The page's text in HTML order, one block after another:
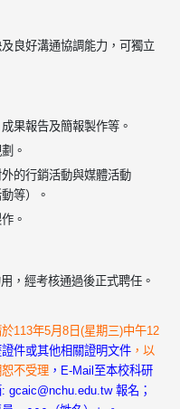
良好溝通協調能力，可獨立
果報告及簡報製作等。
。
的行銷活動與媒體活動
等）。
。
，經考核通過後正式聘任。
113年5月8日(星期三)中午12
件或其他相關證明文件 ， 以
不受理 ，E-Mail至本校科研
gcaic@nchu.edu.tw 報名；